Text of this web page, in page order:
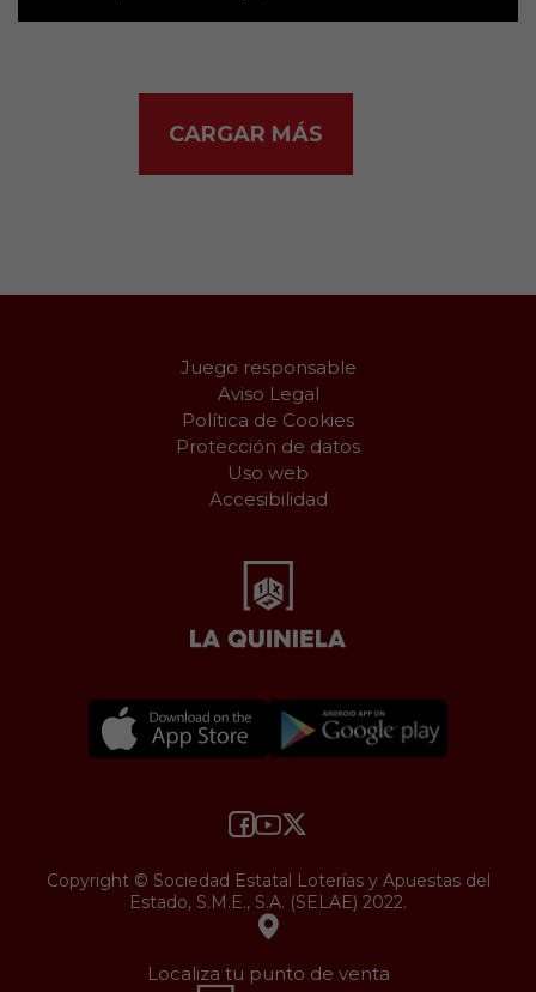
CARGAR MÁS
Juego responsable
Aviso Legal
Política de Cookies
Protección de datos
Uso web
Accesibilidad
Copyright © Sociedad Estatal Loterías y Apuestas del
Estado, S.M.E., S.A. (SELAE) 2022.
Localiza tu punto de venta